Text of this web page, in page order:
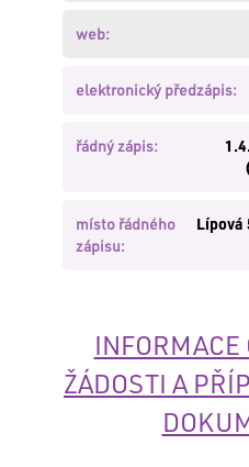
web:
elektronický předzápis:
řádný zápis:
místo řádného
zápisu:
Lípová
INFORMACE
ŽÁDOSTI A
PŘIHLÁSIT